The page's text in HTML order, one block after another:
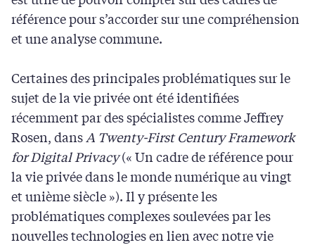
référence pour s’accorder sur une compréhension
et une analyse commune.
Certaines des principales problématiques sur le
sujet de la vie privée ont été identifiées
récemment par des spécialistes comme Jeffrey
Rosen, dansA Twenty-First Century Framework
for Digital Privacy(« Un cadre de référence pour
la vie privée dans le monde numérique au vingt
et unième siècle »). Il y présente les
problématiques complexes soulevées par les
nouvelles technologies en lien avec notre vie